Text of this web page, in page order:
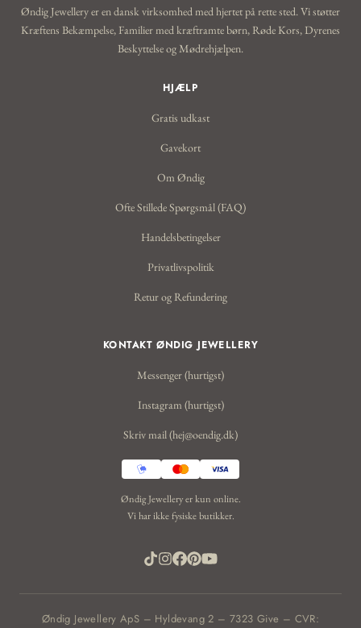
Øndig Jewellery er en dansk virksomhed med hjertet på rette sted. Vi støtter
Kræftens Bekæmpelse, Familier med kræftramte børn, Røde Kors, Dyrenes
Beskyttelse og Mødrehjælpen.
HJÆLP
Gratis udkast
Gavekort
Om Øndig
Ofte Stillede Spørgsmål (FAQ)
Handelsbetingelser
Privatlivspolitik
Retur og Refundering
KONTAKT ØNDIG JEWELLERY
Messenger (hurtigst)
Instagram (hurtigst)
Skriv mail (hej@oendig.dk)
Øndig Jewellery er kun online.
Vi har ikke fysiske butikker.
Øndig Jewellery ApS – Hyldevang 2 – 7323 Give – CVR: